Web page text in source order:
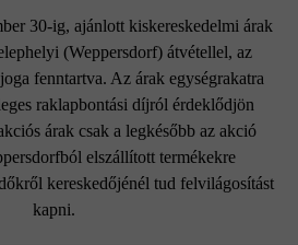
30-ig, ajánlott kiskereskedelmi árak
(Weppersdorf) átvétellel, az
fenntartva. Az árak egységrakatra
raklapbontási díjról érdeklődjön
árak csak a legkésőbb az akció
elszállított termékekre
kereskedőjénél tud felvilágosítást
kapni.